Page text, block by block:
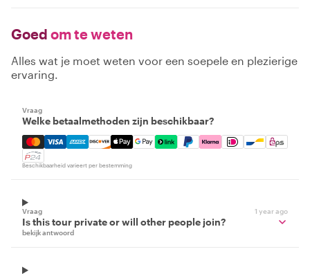
Goed om te weten
Alles wat je moet weten voor een soepele en plezierige
ervaring.
Vraag
Welke betaalmethoden zijn beschikbaar?
Mastercard, Visa, Amex, Discover, Apple Pay, Google
Beschikbaarheid varieert per bestemming
Vraag 1 year ago
Is this tour private or will other people join?
bekijk antwoord